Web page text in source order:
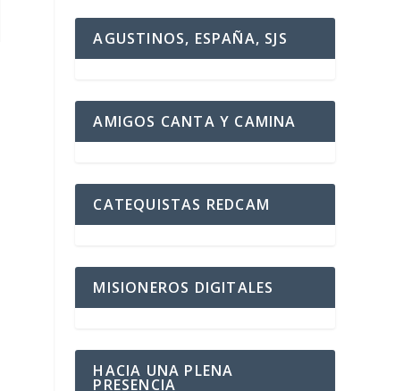
AGUSTINOS, ESPAÑA, SJS
AMIGOS CANTA Y CAMINA
CATEQUISTAS REDCAM
MISIONEROS DIGITALES
HACIA UNA PLENA
PRESENCIA